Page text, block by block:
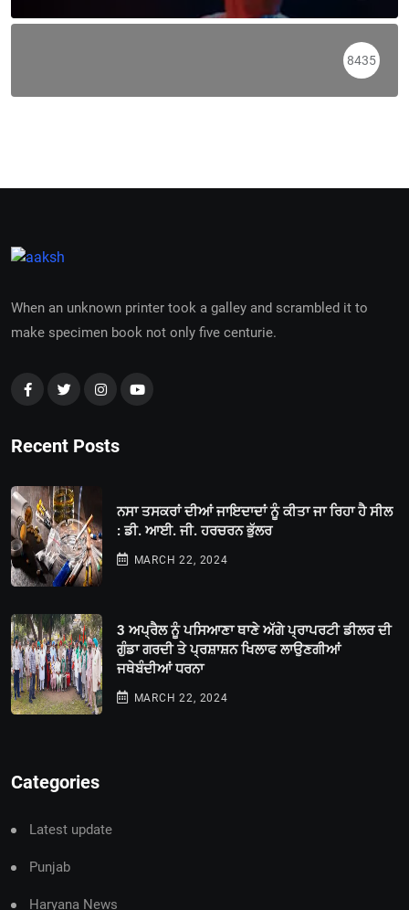
8435
When an unknown printer took a galley and scrambled it to
make specimen book not only five centurie.
Recent Posts
ਨਸਾ ਤਸਕਰਾਂ ਦੀਆਂ ਜਾਇਦਾਦਾਂ ਨੂੰ ਕੀਤਾ ਜਾ ਰਿਹਾ ਹੈ ਸੀਲ
: ਡੀ. ਆਈ. ਜੀ. ਹਰਚਰਨ ਭੁੱਲਰ
MARCH 22, 2024
3 ਅਪ੍ਰੈਲ ਨੂੰ ਪਸਿਆਣਾ ਥਾਣੇ ਅੱਗੇ ਪ੍ਰਾਪਰਟੀ ਡੀਲਰ ਦੀ
ਗੁੰਡਾ ਗਰਦੀ ਤੇ ਪ੍ਰਸ਼ਾਸ਼ਨ ਖਿਲਾਫ ਲਾਉਣਗੀਆਂ
ਜਥੇਬੰਦੀਆਂ ਧਰਨਾ
MARCH 22, 2024
Categories
Latest update
Punjab
Haryana News